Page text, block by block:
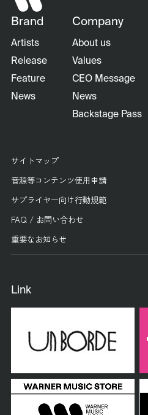
Brand
Artists
Release
Feature
News
Company
About us
Values
CEO Message
News
Backstage Pass
サイトマップ
音源等コンテンツ使用申請
サプライヤー向け行動規範
FAQ / お問い合わせ
重要なお知らせ
Link